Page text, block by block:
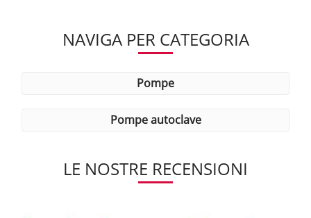
NAVIGA PER CATEGORIA
pompe
pompe autoclave
LE NOSTRE RECENSIONI